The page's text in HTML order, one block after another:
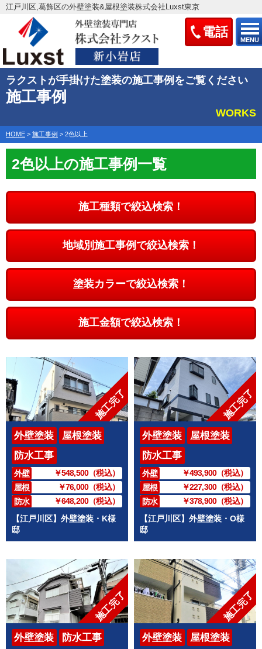
電話
MENU
江戸川区,葛飾区の外壁塗装&屋根塗装株式会社Luxst東京
ラクストが手掛けた塗装の施工事例をご覧ください
施工事例
WORKS
HOME > 施工事例 > 2色以上
2色以上の施工事例一覧
施工種類で絞込検索！
地域別施工事例で絞込検索！
塗装カラーで絞込検索！
施工金額で絞込検索！
施工完了
外壁塗装
屋根塗装
防水工事
外壁
￥548,500（税込）
屋根
￥76,000（税込）
防水
￥648,200（税込）
【江戸川区】外壁塗装・K様
邸
施工完了
外壁塗装
屋根塗装
防水工事
外壁
￥493,900（税込）
屋根
￥227,300（税込）
防水
￥378,900（税込）
【江戸川区】外壁塗装・O様
邸
施工完了
外壁塗装 防水工事
施工完了
外壁塗装
屋根塗装